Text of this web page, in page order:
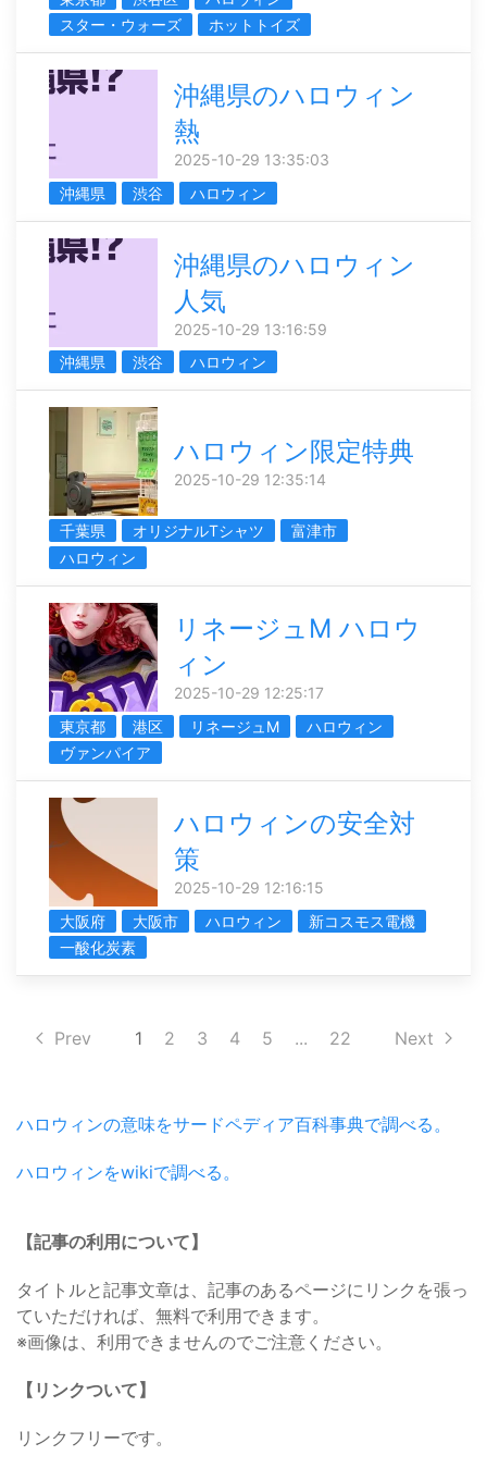
スター・ウォーズ
ホットトイズ
沖縄県のハロウィン
熱
2025-10-29 13:35:03
沖縄県
渋谷 ハロウィン
沖縄県のハロウィン
人気
2025-10-29 13:16:59
沖縄県
渋谷 ハロウィン
ハロウィン限定特典
2025-10-29 12:35:14
千葉県 オリジナルTシャツ
富津市
ハロウィン
リネージュM ハロウ
ィン
2025-10-29 12:25:17
東京都
港区 リネージュM
ハロウィン
ヴァンパイア
ハロウィンの安全対
策
2025-10-29 12:16:15
大阪府
大阪市 ハロウィン
新コスモス電機
一酸化炭素
Prev 1 2 3 4 5 ... 22 Next
ハロウィンの意味をサードペディア百科事典で調べる。
ハロウィンをwikiで調べる。
【記事の利用について】
タイトルと記事文章は、記事のあるページにリンクを張っ
ていただければ、無料で利用できます。
※画像は、利用できませんのでご注意ください。
【リンクついて】
リンクフリーです。